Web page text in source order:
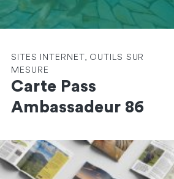
SITES INTERNET, OUTILS SUR
MESURE
Carte Pass
Ambassadeur 86